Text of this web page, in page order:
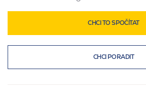
CHCI TO SPOČÍTAT
CHCI PORADIT